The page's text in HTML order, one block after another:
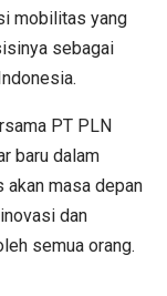
mobilitas yang
sebagai
PT PLN
baru dalam
masa depan
dan
semua orang.